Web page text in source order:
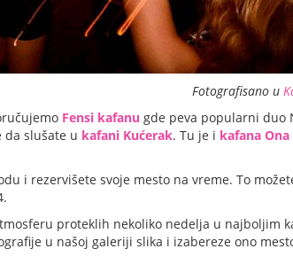
Fotografisano u
Fensi kafanu gde peva popularni duo
slušate u kafani Kućerak. Tu je i kafana
i rezervišete svoje mesto na vreme. To
proteklih nekoliko nedelja u najboljim
u našoj galeriji slika i izabereze ono